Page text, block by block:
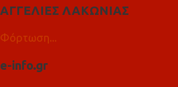
ΑΓΓΕΛΙΕΣ ΛΑΚΩΝΙΑΣ
Φόρτωση...
e-info.gr